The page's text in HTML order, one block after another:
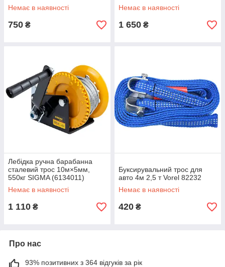
Немає в наявності
750 ₴
Немає в наявності
1 650 ₴
Лебідка ручна барабанна
сталевий трос 10м×5мм,
550кг SIGMA (6134011)
Немає в наявності
1 110 ₴
Буксирувальний трос для
авто 4м 2,5 т Vorel 82232
Немає в наявності
420 ₴
Про нас
93% позитивних з 364 відгуків за рік